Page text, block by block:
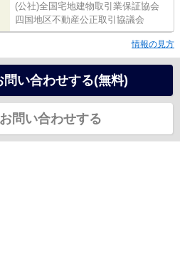
(公社)全国宅地建物取引業保証協会
四国地区不動産公正取引協議会
情報の見方
問い合わせする(無料)
問い合わせする